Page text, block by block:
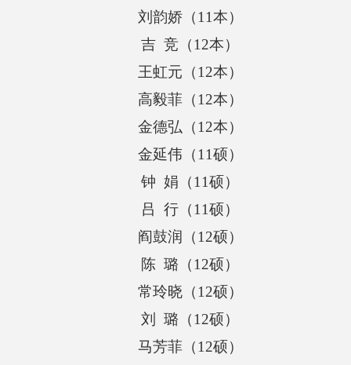
刘韵娇（11本）
吉 竞（12本）
王虹元（12本）
高毅菲（12本）
金德弘（12本）
金延伟（11硕）
钟 娟（11硕）
吕
行（11硕）
阎鼓润（12硕）
陈 璐（12硕）
常玲晓（12硕）
刘
璐（12硕）
马芳菲（12硕）